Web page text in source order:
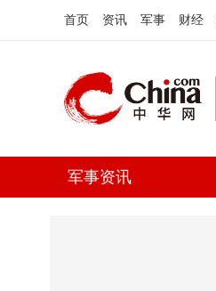
首页 资讯 军事 财经
军事资讯